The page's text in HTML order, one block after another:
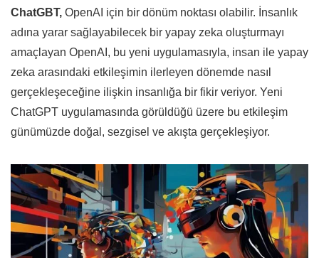
ChatGBT, OpenAI için bir dönüm noktası olabilir. İnsanlık
adına yarar sağlayabilecek bir yapay zeka oluşturmayı
amaçlayan OpenAI, bu yeni uygulamasıyla, insan ile yapay
zeka arasındaki etkileşimin ilerleyen dönemde nasıl
gerçekleşeceğine ilişkin insanlığa bir fikir veriyor. Yeni
ChatGPT uygulamasında görüldüğü üzere bu etkileşim
günümüzde doğal, sezgisel ve akışta gerçekleşiyor.